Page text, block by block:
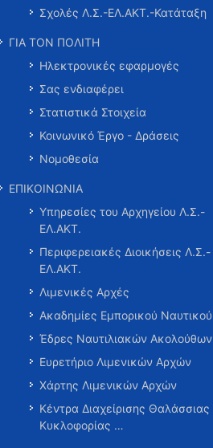
Σχολές Λ.Σ.-ΕΛ.ΑΚΤ.-Κατάταξη
ΓΙΑ ΤΟΝ ΠΟΛΙΤΗ
Ηλεκτρονικές εφαρμογές
Σας ενδιαφέρει
Στατιστικά Στοιχεία
Κοινωνικό Έργο - Δράσεις
Νομοθεσία
ΕΠΙΚΟΙΝΩΝΙΑ
Υπηρεσίες του Αρχηγείου Λ.Σ.-
ΕΛ.ΑΚΤ.
Περιφερειακές Διοικήσεις Λ.Σ.-
ΕΛ.ΑΚΤ.
Λιμενικές Αρχές
Ακαδημίες Εμπορικού Ναυτικού
Έδρες Ναυτιλιακών Ακολούθων
Ευρετήριο Λιμενικών Αρχών
Χάρτης Λιμενικών Αρχών
Κέντρα Διαχείρισης Θαλάσσιας
Κυκλοφορίας …